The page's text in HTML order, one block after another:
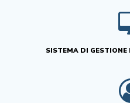
SISTEMA DI